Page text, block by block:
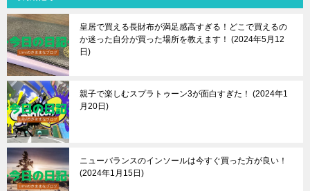
皇居で買える長財布が満足感高すぎる！どこで買えるの
か迷った自分が買った場所を教えます！
2024年5月12
日
親子で楽しむスプラトゥーン3が面白すぎた！
2024年1
月20日
ニューバランスのインソールは今すぐ買った方が良い！
2024年1月15日